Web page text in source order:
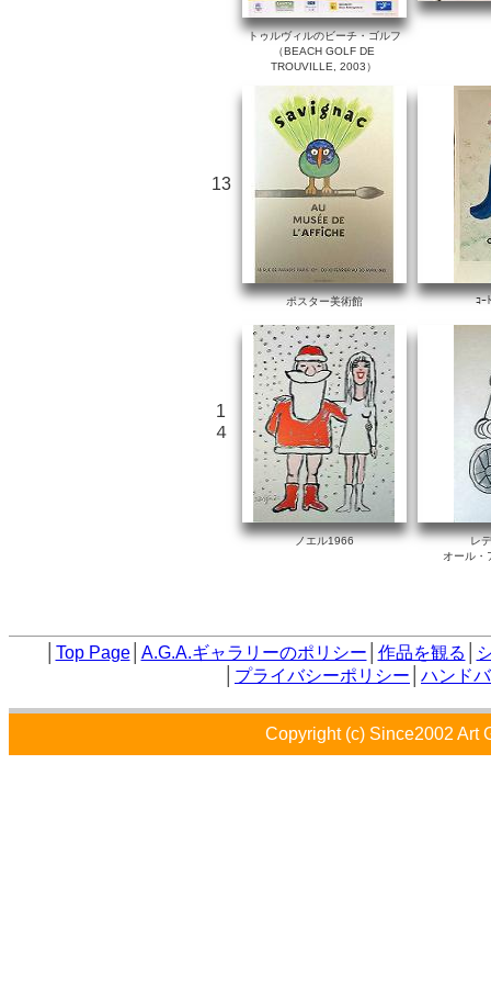
トゥルヴィルのビーチ・ゴルフ
（BEACH GOLF DE
TROUVILLE, 2003）
13
ポスター美術館 ｺｰ
1
４
ノエル1966
レ
オール・
Top Page│ A.G.A.ギャラリーのポリシー 作品を観る
プライバシーポリシー ハンド
Copyright (c) Since2002 Art